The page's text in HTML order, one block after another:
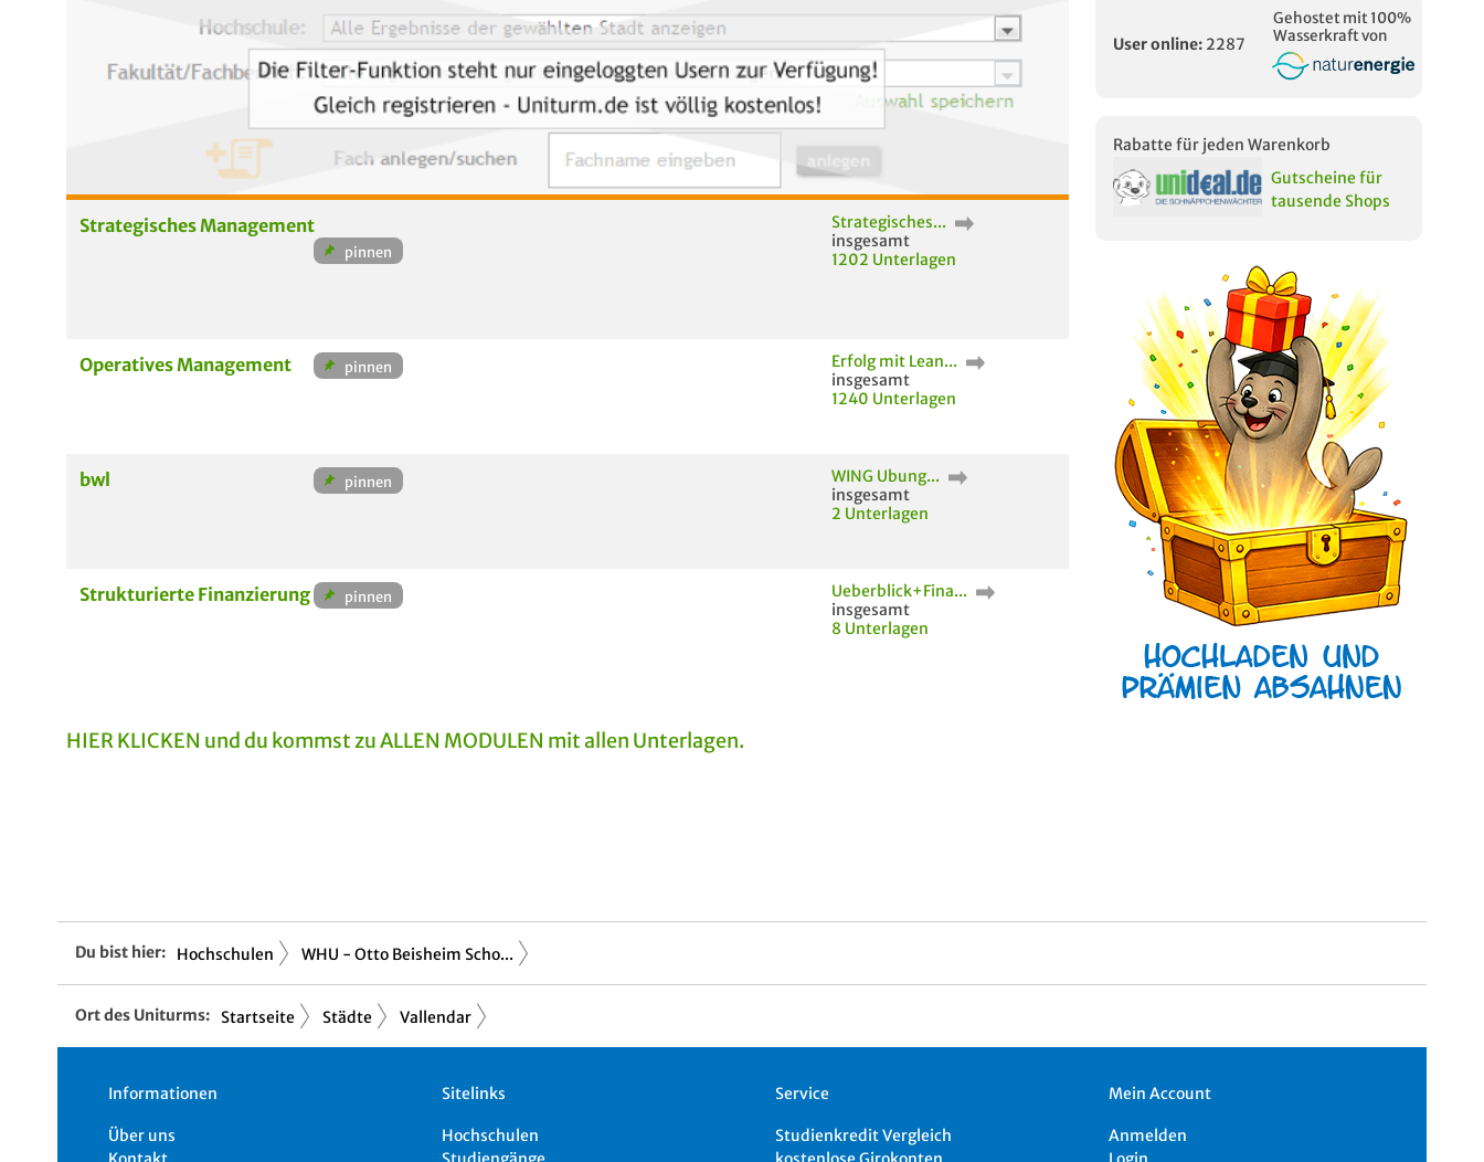
Strategisches Management
Strategisches...
insgesamt
1202 Unterlagen
Operatives Management
Erfolg mit Lean...
insgesamt
1240 Unterlagen
bwl
WING Ubung...
insgesamt
2 Unterlagen
Strukturierte Finanzierung
Ueberblick+Fina...
insgesamt
8 Unterlagen
HIER KLICKEN und du kommst zu ALLEN MODULEN mit allen Unterlagen.
User online: 2287
Gehostet mit 100%
Wasserkraft von
Rabatte für jeden Warenkorb
Gutscheine für
tausende Shops
Du bist hier: Hochschulen WHU - Otto Beisheim Scho...
Ort des Uniturms: Startseite Städte Vallendar
Informationen
Über uns
Sitelinks
Hochschulen
Service
Studienkredit Vergleich
Mein Account
Anmelden